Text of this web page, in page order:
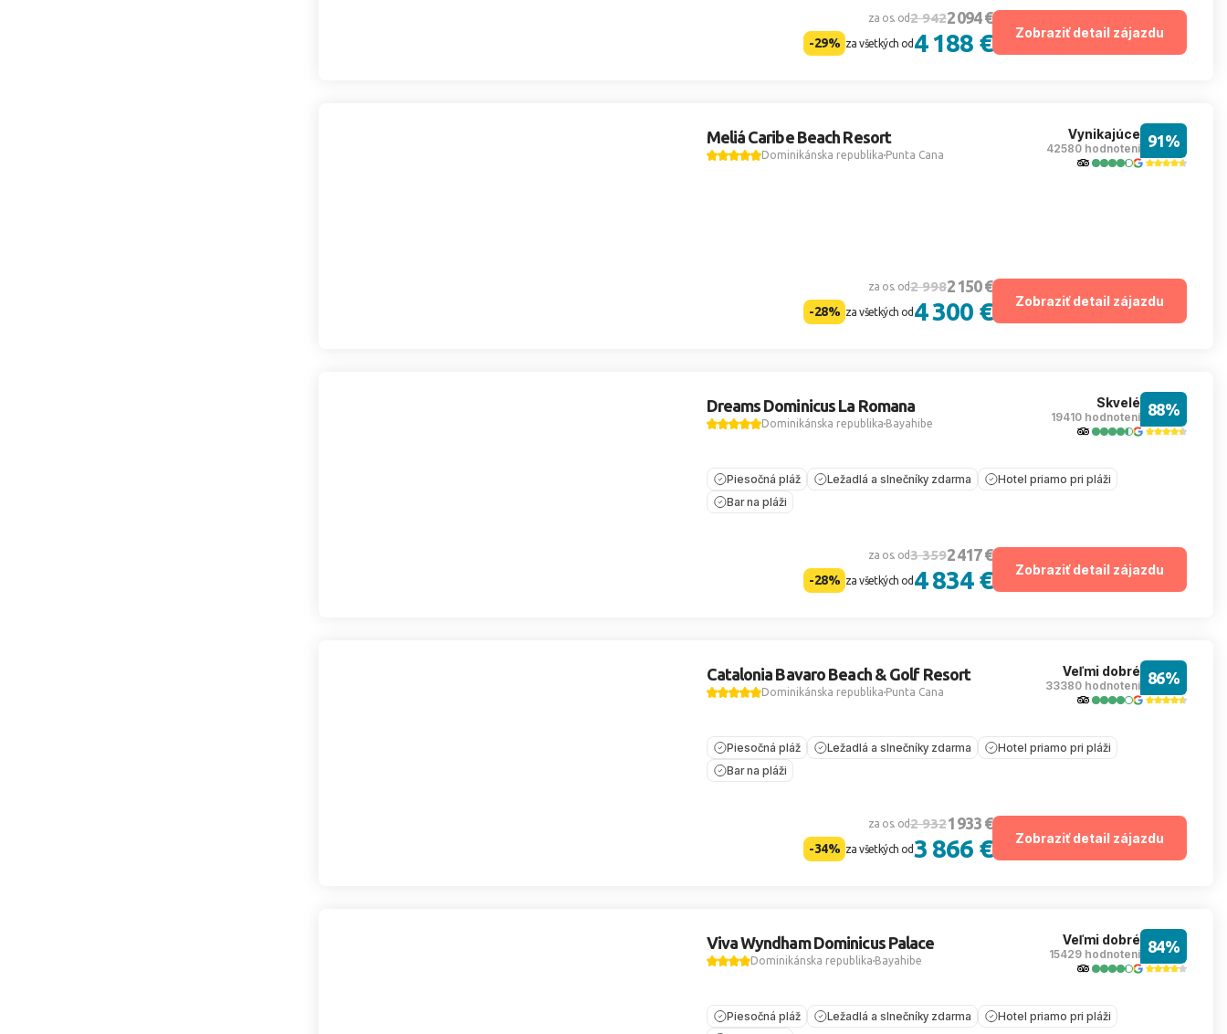
za os. od2 9422 094 €
-29% za všetkých od 4 188 € Zobraziť detail zájazdu
Meliá Caribe Beach Resort
Dominikánska republikaPunta Cana
Vynikajúce
42580 hodnotení 91%
za os. od2 9982 150 €
-28% za všetkých od 4 300 € Zobraziť detail zájazdu
Dreams Dominicus La Romana
Dominikánska republikaBayahibe
Skvelé
19410 hodnotení 88%
Piesočná pláž Ležadlá a slnečníky zdarma
Hotel priamo pri pláži
Bar na pláži
za os. od3 3592 417 €
-28% za všetkých od 4 834 € Zobraziť detail zájazdu
Catalonia Bavaro Beach & Golf Resort
Dominikánska republikaPunta Cana
Veľmi dobré
33380 hodnotení 86%
Piesočná pláž Ležadlá a slnečníky zdarma
Hotel priamo pri pláži
Bar na pláži
za os. od2 9321 933 €
-34% za všetkých od 3 866 € Zobraziť detail zájazdu
Viva Wyndham Dominicus Palace
Dominikánska republikaBayahibe
Veľmi dobré
15429 hodnotení 84%
Piesočná pláž Ležadlá a slnečníky zdarma
Hotel priamo pri pláži